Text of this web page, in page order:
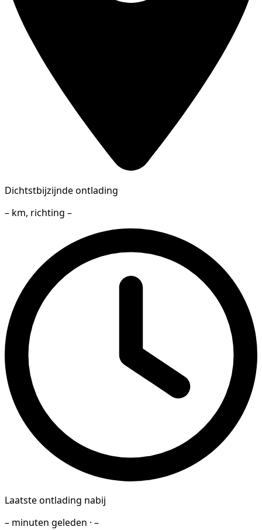
Dichtstbijzijnde ontlading
– km, richting –
Laatste ontlading nabij
– minuten geleden · –